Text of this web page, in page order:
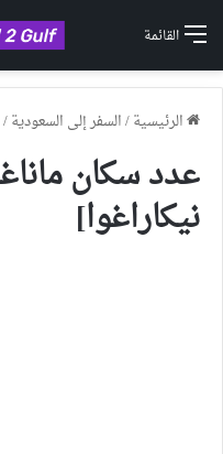
القائمة
الرئيسية/السفر إلى السعودية/
نيكاراغوا]